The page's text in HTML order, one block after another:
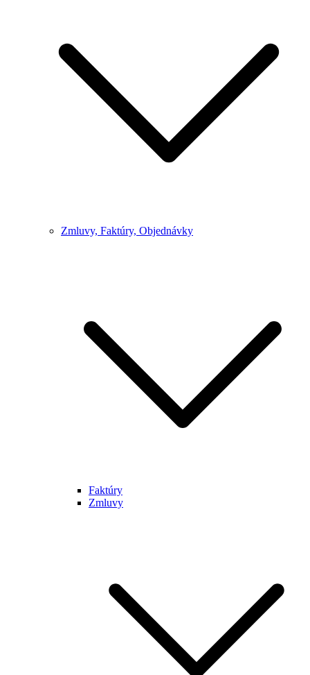
Zmluvy, Faktúry, Objednávky
Faktúry
Zmluvy